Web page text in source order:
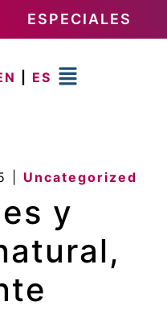
ESPECIALES
ES
Uncategorized
y